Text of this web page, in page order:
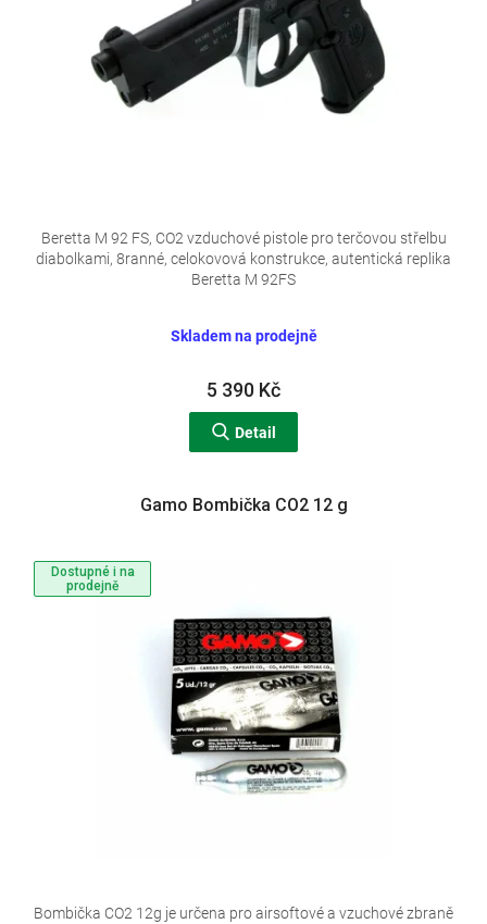
Skladem na prodejně
5 390 Kč
Detail
Beretta M 92 FS, CO2 vzduchové pistole pro terčovou střelbu
diabolkami, 8ranné, celokovová konstrukce, autentická replika
Beretta M 92FS
Dostupné i na
prodejně
Gamo Bombička CO2 12 g
Bombička CO2 12g je určena pro airsoftové a vzuchové zbraně